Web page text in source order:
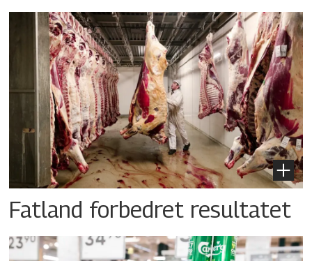
Fatland forbedret resultatet